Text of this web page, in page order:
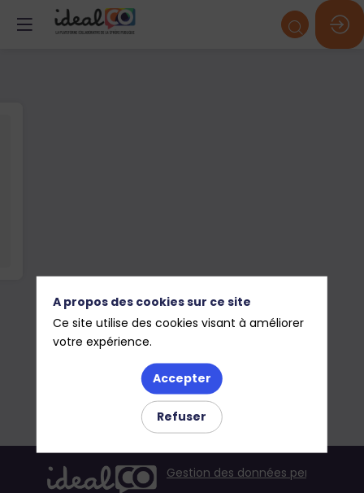
Gestion des données personnelles
A propos des cookies sur ce site
Ce site utilise des cookies visant à améliorer
votre expérience.
Accepter
Refuser